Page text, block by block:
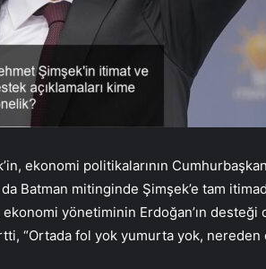
ekonomi politikalarının
da Batman mitinginde Şimşek’e tam
ekonomi yönetiminin Erdoğan’ın
“Ortada fol yok yumurta yok, nereden